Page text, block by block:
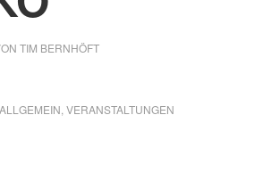
TIM BERNHÖFT
ALLGEMEIN VERANSTALTUNGEN